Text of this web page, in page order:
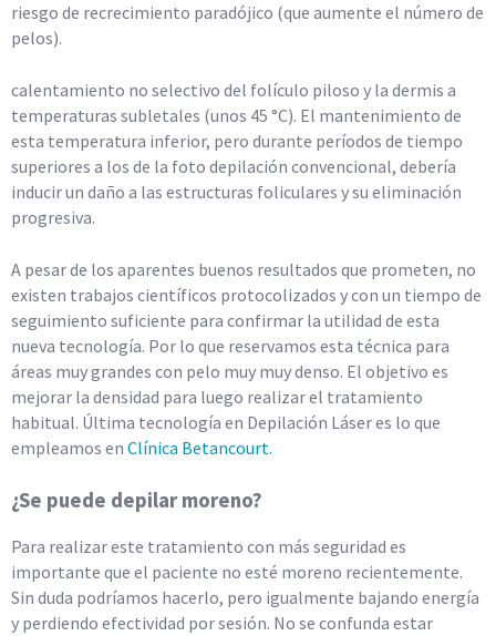
riesgo de recrecimiento paradójico (que aumente el número de
pelos).
calentamiento no selectivo del folículo piloso y la dermis a
temperaturas subletales (unos 45 °C). El mantenimiento de
esta temperatura inferior, pero durante períodos de tiempo
superiores a los de la foto depilación convencional, debería
inducir un daño a las estructuras foliculares y su eliminación
progresiva.
A pesar de los aparentes buenos resultados que prometen, no
existen trabajos científicos protocolizados y con un tiempo de
seguimiento suficiente para confirmar la utilidad de esta
nueva tecnología. Por lo que reservamos esta técnica para
áreas muy grandes con pelo muy muy denso. El objetivo es
mejorar la densidad para luego realizar el tratamiento
habitual. Última tecnología en Depilación Láser es lo que
empleamos en Clínica Betancourt.
¿Se puede depilar moreno?
Para realizar este tratamiento con más seguridad es
importante que el paciente no esté moreno recientemente.
Sin duda podríamos hacerlo, pero igualmente bajando energía
y perdiendo efectividad por sesión. No se confunda estar